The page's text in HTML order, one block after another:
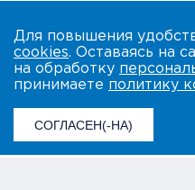
Для повышения
cookies. Оставаясь на
на обработку
принимаете политику
СОГЛАСЕН(-НА)